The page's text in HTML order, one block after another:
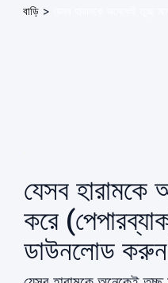
বাড়ি >
যেসব হারামকে
করে
ডাউনলোড করুন